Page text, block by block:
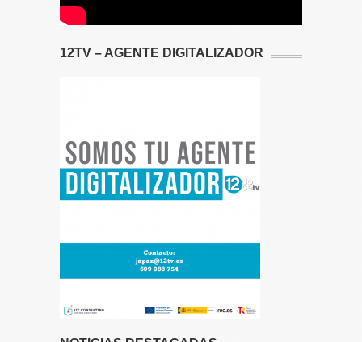
12TV – AGENTE DIGITALIZADOR